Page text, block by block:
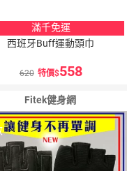
滿千免運
西班牙Buff運動頭巾
620 特價 558
Fitek健身網